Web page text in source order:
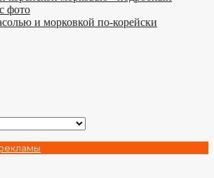
и морковкой по-корейски